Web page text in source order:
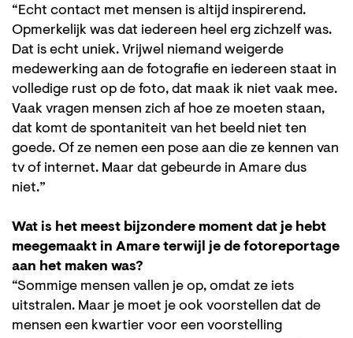
“Echt contact met mensen is altijd inspirerend.
Opmerkelijk was dat iedereen heel erg zichzelf was.
Dat is echt uniek. Vrijwel niemand weigerde
medewerking aan de fotografie en iedereen staat in
volledige rust op de foto, dat maak ik niet vaak mee.
Vaak vragen mensen zich af hoe ze moeten staan,
dat komt de spontaniteit van het beeld niet ten
goede. Of ze nemen een pose aan die ze kennen van
tv of internet. Maar dat gebeurde in Amare dus
niet.”
Wat is het meest bijzondere moment dat je hebt
meegemaakt in Amare terwijl je de fotoreportage
aan het maken was?
“Sommige mensen vallen je op, omdat ze iets
uitstralen. Maar je moet je ook voorstellen dat de
mensen een kwartier voor een voorstelling
Inzoomen